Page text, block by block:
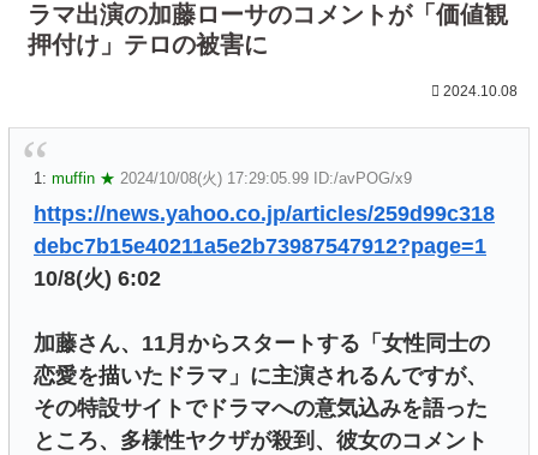
ラマ出演の加藤ローサのコメントが「価値観
押付け」テロの被害に
2024.10.08
1: muffin ★ 2024/10/08(火) 17:29:05.99 ID:/avPOG/x9
https://news.yahoo.co.jp/articles/259d99c318
debc7b15e40211a5e2b73987547912?page=1
10/8(火) 6:02
加藤さん、11月からスタートする「女性同士の
恋愛を描いたドラマ」に主演されるんですが、
その特設サイトでドラマへの意気込みを語った
ところ、多様性ヤクザが殺到、彼女のコメント